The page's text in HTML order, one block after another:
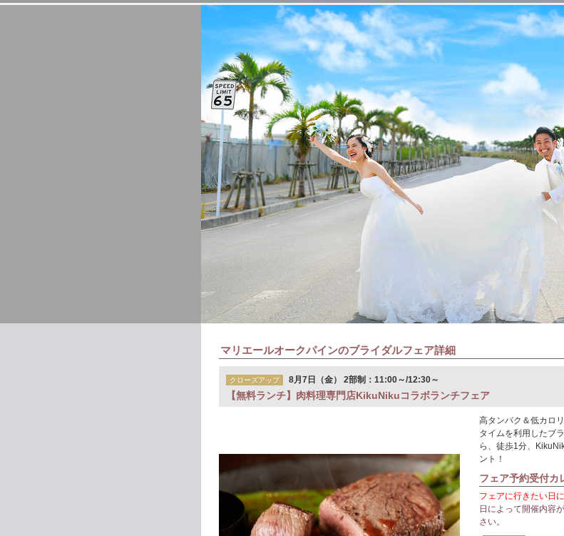
マリエールオークパインのブライダルフェア詳細
クローズアップ 8月7日（金） 2部制：11:00～/12:30～
【無料ランチ】肉料理専門店KikuNikuコラボランチフェア
高タンパク＆低カロ
タイムを利用したブ
ら、徒歩1分、
ント！
フェア予約受付カ
フェアに行きたい日
日によって開催内容
さい。